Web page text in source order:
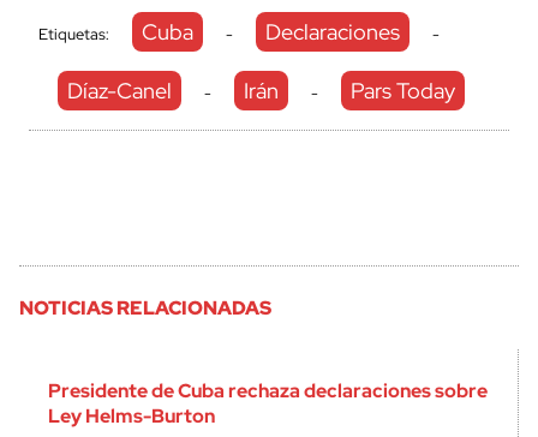
Etiquetas: Cuba - Declaraciones -
Díaz-Canel - Irán - Pars Today
NOTICIAS RELACIONADAS
Presidente de Cuba rechaza declaraciones sobre
Ley Helms-Burton